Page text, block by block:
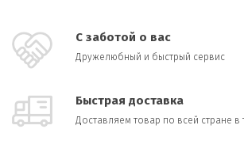
С заботой о вас
Дружелюбный и быстрый сервис
Быстрая доставка
Доставляем товар по всей стране в